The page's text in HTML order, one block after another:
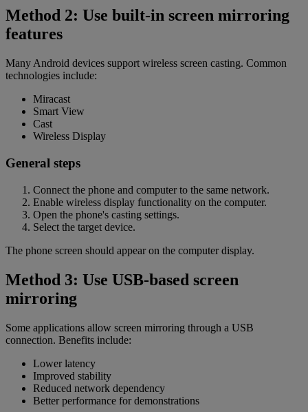
Method 2: Use built-in screen mirroring
features
Many Android devices support wireless screen casting. Common
technologies include:
Miracast
Smart View
Cast
Wireless Display
General steps
Connect the phone and computer to the same network.
Enable wireless display functionality on the computer.
Open the phone's casting settings.
Select the target device.
The phone screen should appear on the computer display.
Method 3: Use USB-based screen
mirroring
Some applications allow screen mirroring through a USB
connection. Benefits include:
Lower latency
Improved stability
Reduced network dependency
Better performance for demonstrations